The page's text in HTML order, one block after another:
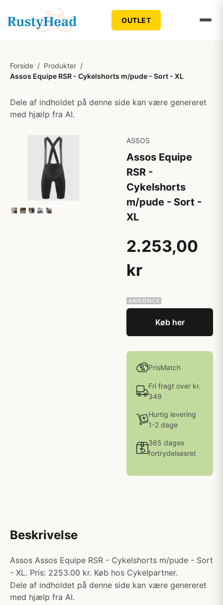
OUTLET
Forside / Produkter /
Assos Equipe RSR - Cykelshorts m/pude - Sort - XL
Dele af indholdet på denne side kan være genereret
med hjælp fra AI.
ASSOS
Assos Equipe
RSR -
Cykelshorts
m/pude - Sort -
XL
2.253,00
kr
Køb her
PrisMatch
Fri fragt over kr.
349
Hurtig levering
1-2 dage
365 dages
fortrydelsesret
Beskrivelse
Assos Assos Equipe RSR - Cykelshorts m/pude - Sort
- XL. Pris: 2253.00 kr. Køb hos Cykelpartner.
Dele af indholdet på denne side kan være genereret
med hjælp fra AI.